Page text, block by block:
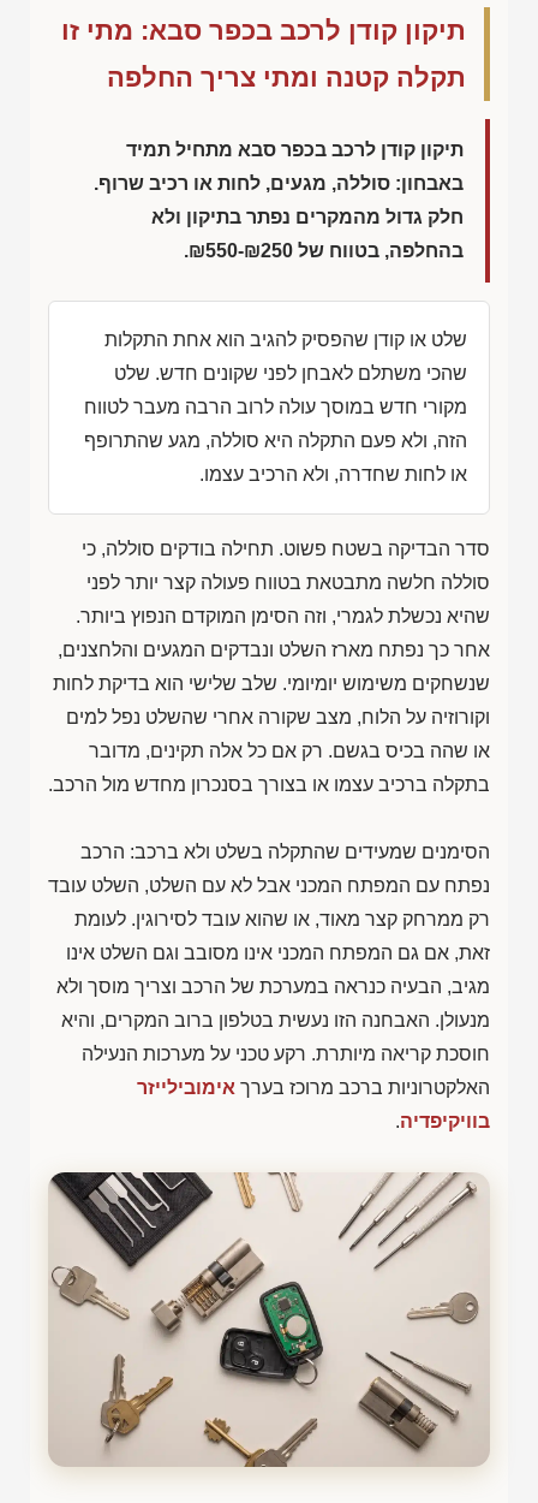
תיקון קודן לרכב בכפר סבא: מתי זו
תקלה קטנה ומתי צריך החלפה
תיקון קודן לרכב בכפר סבא מתחיל תמיד
באבחון: סוללה, מגעים, לחות או רכיב שרוף.
חלק גדול מהמקרים נפתר בתיקון ולא
בהחלפה, בטווח של ₪550-₪250
.
שלט או קודן שהפסיק להגיב הוא אחת התקלות
שהכי משתלם לאבחן לפני שקונים חדש. שלט
מקורי חדש במוסך עולה לרוב הרבה מעבר לטווח
הזה, ולא פעם התקלה היא סוללה, מגע שהתרופף
או לחות שחדרה, ולא הרכיב עצמו.
סדר הבדיקה בשטח פשוט. תחילה בודקים סוללה, כי
סוללה חלשה מתבטאת בטווח פעולה קצר יותר לפני
שהיא נכשלת לגמרי, וזה הסימן המוקדם הנפוץ ביותר.
אחר כך נפתח מארז השלט ונבדקים המגעים והלחצנים,
שנשחקים משימוש יומיומי. שלב שלישי הוא בדיקת לחות
וקורוזיה על הלוח, מצב שקורה אחרי שהשלט נפל למים
או שהה בכיס בגשם. רק אם כל אלה תקינים, מדובר
בתקלה ברכיב עצמו או בצורך בסנכרון מחדש מול הרכב.
הסימנים שמעידים שהתקלה בשלט ולא ברכב: הרכב
נפתח עם המפתח המכני אבל לא עם השלט, השלט עובד
רק ממרחק קצר מאוד, או שהוא עובד לסירוגין. לעומת
זאת, אם גם המפתח המכני אינו מסובב וגם השלט אינו
מגיב, הבעיה כנראה במערכת של הרכב וצריך מוסך ולא
מנעולן. האבחנה הזו נעשית בטלפון ברוב המקרים, והיא
חוסכת קריאה מיותרת. רקע טכני על מערכות הנעילה
האלקטרוניות ברכב מרוכז בערך אימובילייזר
בוויקיפדיה.